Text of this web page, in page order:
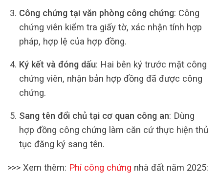
Công chứng tại văn phòng công chứng: Công
chứng viên kiểm tra giấy tờ, xác nhận tính hợp
pháp, hợp lệ của hợp đồng.
Ký kết và đóng dấu: Hai bên ký trước mặt công
chứng viên, nhận bản hợp đồng đã được công
chứng.
Sang tên đổi chủ tại cơ quan công an: Dùng
hợp đồng công chứng làm căn cứ thực hiện thủ
tục đăng ký sang tên.
>>> Xem thêm: Phí công chứng nhà đất năm 2025: